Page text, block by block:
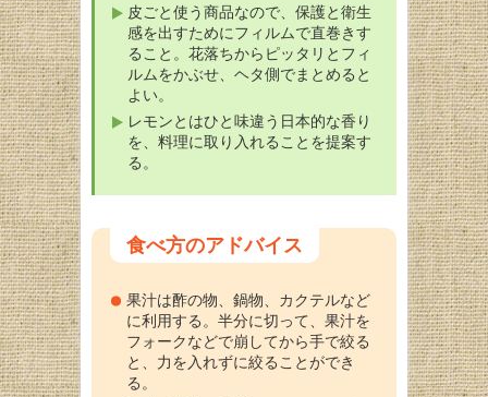
皮ごと使う商品なので、保護と衛生
感を出すためにフィルムで直巻きす
ること。花落ちからピッタリとフィ
ルムをかぶせ、ヘタ側でまとめると
よい。
レモンとはひと味違う日本的な香り
を、料理に取り入れることを提案す
る。
食べ方のアドバイス
果汁は酢の物、鍋物、カクテルなど
に利用する。半分に切って、果汁を
フォークなどで崩してから手で絞る
と、力を入れずに絞ることができ
る。